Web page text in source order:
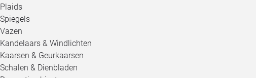
Plaids
Spiegels
Vazen
Kandelaars & Windlichten
Kaarsen & Geurkaarsen
Schalen & Dienbladen